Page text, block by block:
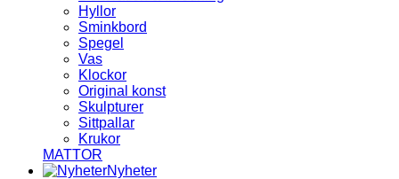
Hyllor
Sminkbord
Spegel
Vas
Klockor
Original konst
Skulpturer
Sittpallar
Krukor
MATTOR
Nyheter